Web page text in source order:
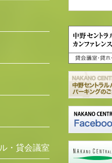
・貸会議室